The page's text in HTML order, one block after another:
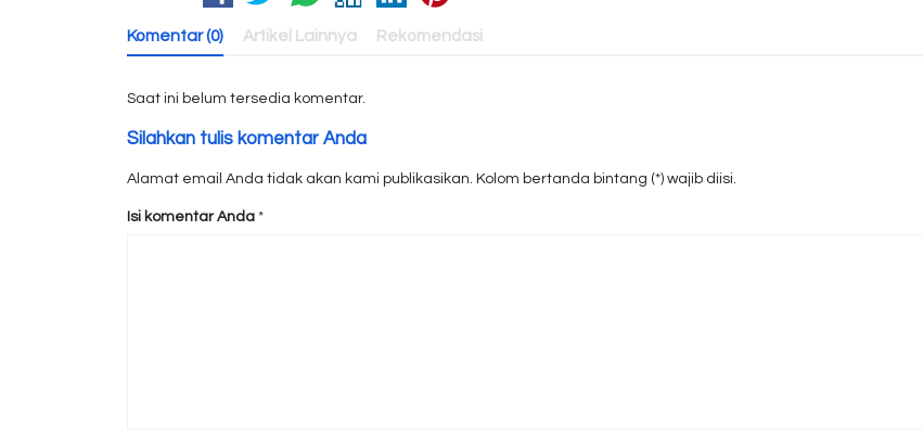
Komentar (0) Artikel Lainnya Rekomendasi
Saat ini belum tersedia komentar.
Silahkan tulis komentar Anda
Alamat email Anda tidak akan kami publikasikan. Kolom bertanda bintang (*) wajib diisi.
Isi komentar Anda *